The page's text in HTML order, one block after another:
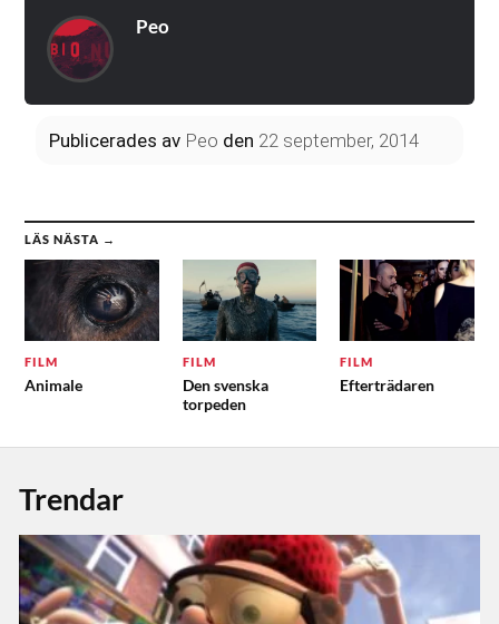
Peo
Publicerades av Peo den 22 september, 2014
LÄS NÄSTA →
FILM
Animale
FILM
Den svenska
torpeden
FILM
Efterträdaren
Trendar